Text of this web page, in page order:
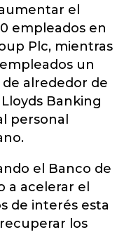
el
empleados en
Plc, mientras
un
alrededor de
Banking
personal
el Banco de
a acelerar el
de interés esta
los